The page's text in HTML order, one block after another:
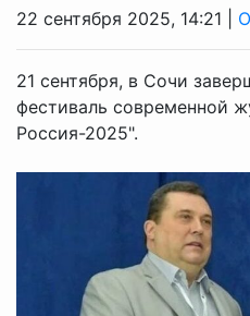
22 сентября 2025, 14:21 |
21 сентября, в Сочи
фестиваль современной
Россия-2025".